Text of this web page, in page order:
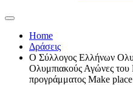
Home
Δράσεις
Ο Σύλλογος Ελλήνων
Ολυμπιακούς Αγώνες του
προγράμματος Make